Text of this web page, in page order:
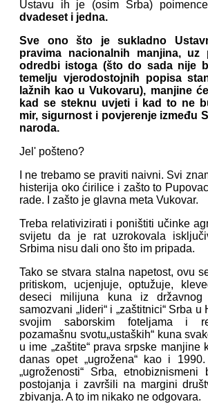
Ustavu ih je (osim Srba)
dvadeset i jedna.
Sve ono što je sukladno
pravima nacionalnih manjina, uz
odredbi istoga (što do sada nije
temelju vjerodostojnih popisa
lažnih kao u Vukovaru), manjine
kad se steknu uvjeti i kad to ne
mir, sigurnost i povjerenje između
naroda.
Jel' pošteno?
I ne trebamo se praviti naivni. Svi
histerija oko ćirilice i zašto to
rade. I zašto je glavna meta Vukovar.
Treba relativizirati i poništiti učinke
svijetu da je rat uzrokovala
Srbima nisu dali ono što im pripada.
Tako se stvara stalna napetost, ovu
pritiskom, ucjenjuje, optužuje,
deseci milijuna kuna iz državnog
samozvani „lideri“ i „zaštitnici“ Srba
svojim saborskim foteljama i
pozamašnu svotu„ustaških“ kuna
u ime „zaštite“ prava srpske manjine
danas opet „ugrožena“ kao i
„ugroženosti“ Srba,
postojanja i završili na margini
zbivanja. A to im nikako ne odgovara.